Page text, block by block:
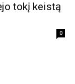
tokį keistą
0